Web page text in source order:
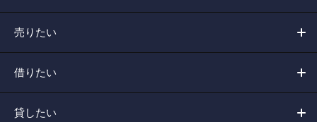
売りたい
借りたい
貸したい